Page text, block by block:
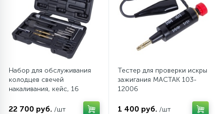
Набор для обслуживания
колодцев свечей
накаливания, кейс, 16
12016C
22 700 руб. /шт
Тестер для проверки искры
зажигания МАСТАК 103-
12006
1 400 руб. /шт